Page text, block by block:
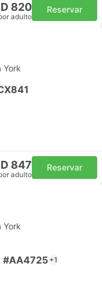
820
adulto
Reservar
York
847
adulto
Reservar
York
#AA4725 +1